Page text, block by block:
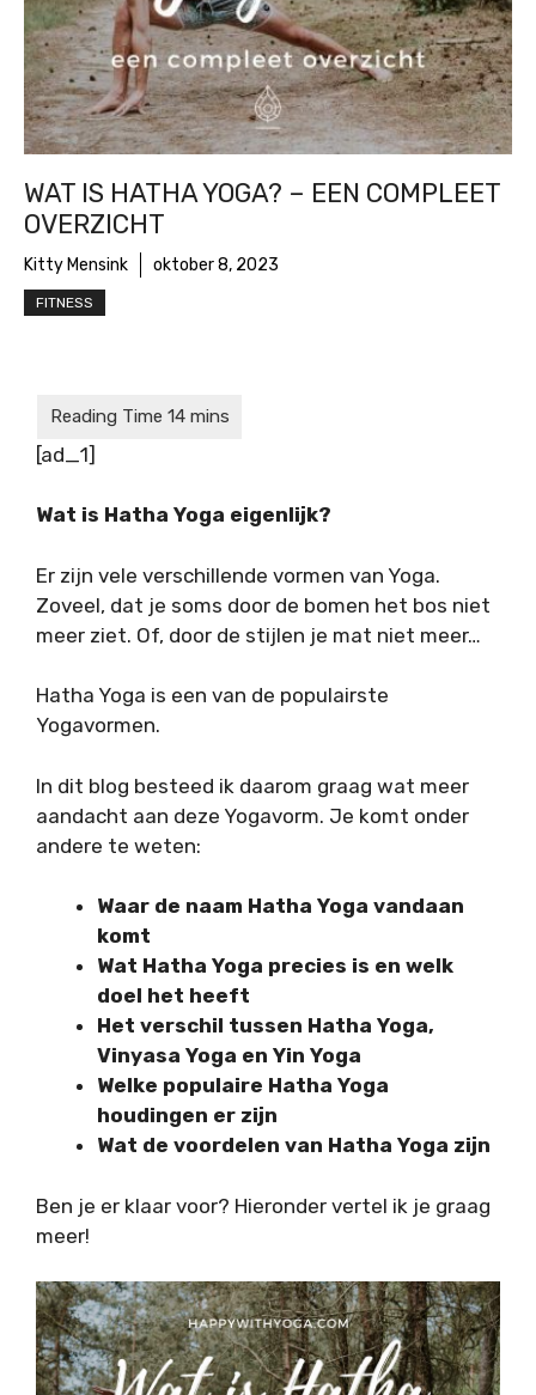
WAT IS HATHA YOGA? – EEN COMPLEET
OVERZICHT
Kitty Mensink oktober 8, 2023
FITNESS
[ad_1]
Wat is Hatha Yoga eigenlijk?
Er zijn vele verschillende vormen van Yoga.
Zoveel, dat je soms door de bomen het bos niet
meer ziet. Of, door de stijlen je mat niet meer…
Hatha Yoga is een van de populairste
Yogavormen.
In dit blog besteed ik daarom graag wat meer
aandacht aan deze Yogavorm. Je komt onder
andere te weten:
Waar de naam Hatha Yoga vandaan
komt
Wat Hatha Yoga precies is en welk
doel het heeft
Het verschil tussen Hatha Yoga,
Vinyasa Yoga en Yin Yoga
Welke populaire Hatha Yoga
houdingen er zijn
Wat de voordelen van Hatha Yoga zijn
Ben je er klaar voor? Hieronder vertel ik je graag
meer!